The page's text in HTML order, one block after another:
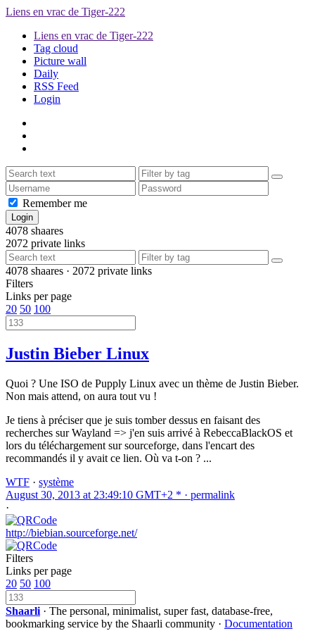
Liens en vrac de Tiger-222
Liens en vrac de Tiger-222
Tag cloud
Picture wall
Daily
RSS Feed
Login
Remember me
4078 shaares
2072 private links
4078 shaares · 2072 private links
Filters
Links per page
20 50 100
Justin Bieber Linux
Quoi ? Une ISO de Pupply Linux avec un thème de Justin Bieber.
Non mais attend, on aura tout vu !
Je tiens à préciser que je suis tomber dessus en faisant des
recherches sur Wayland => j'en suis arrivé à RebeccaBlackOS et
lors du téléchargement sur sourceforge, dans l'encart des
recommandés il y avait ce lien. Où va t-on ? ...
WTF · système
August 30, 2013 at 23:49:10 GMT+2 * · permalink
·
http://biebian.sourceforge.net/
Filters
Links per page
20 50 100
Shaarli · The personal, minimalist, super fast, database-free,
bookmarking service by the Shaarli community · Documentation